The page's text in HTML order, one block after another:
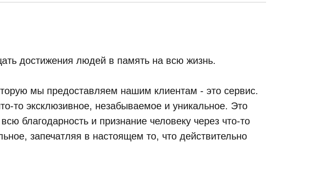
достижения людей в память на всю жизнь.
мы предоставляем нашим клиентам - это сервис.
то эксклюзивное, незабываемое и уникальное. Это
благодарность и признание человеку через что-то
запечатляя в настоящем то, что действительно